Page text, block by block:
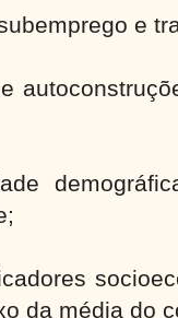
e
da média do